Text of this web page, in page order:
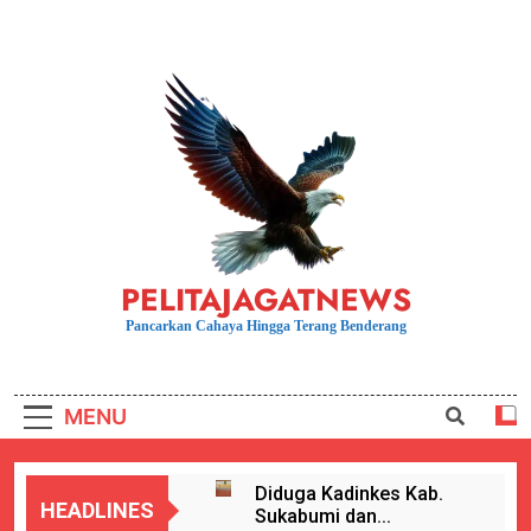
PELITAJAGATNEWS
Pancarkan Cahaya Hingga Terang Benderang
MENU
HEADLINES
Diduga Kadinkes Kab.
Sukabumi dan